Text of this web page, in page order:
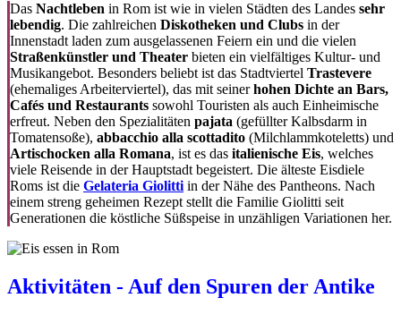
Das Nachtleben in Rom ist wie in vielen Städten des Landes sehr
lebendig. Die zahlreichen Diskotheken und Clubs in der
Innenstadt laden zum ausgelassenen Feiern ein und die vielen
Straßenkünstler und Theater bieten ein vielfältiges Kultur- und
Musikangebot. Besonders beliebt ist das Stadtviertel Trastevere
(ehemaliges Arbeiterviertel), das mit seinerhohen Dichte an Bars,
Cafés und Restaurants sowohl Touristen als auch Einheimische
erfreut. Neben den Spezialitäten pajata (gefüllter Kalbsdarm in
Tomatensoße), abbacchio alla scottadito (Milchlammkoteletts) und
Artischocken alla Romana, ist es das italienische Eis, welches
viele Reisende in der Hauptstadt begeistert. Die älteste Eisdiele
Roms ist die Gelateria Giolitti in der Nähe des Pantheons. Nach
einem streng geheimen Rezept stellt die Familie Giolitti seit
Generationen die köstliche Süßspeise in unzähligen Variationen her.
Aktivitäten - Auf den Spuren der Antike